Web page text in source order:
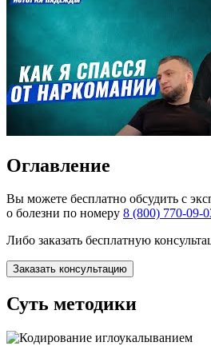
Оглавление
Вы можете бесплатно обсудить с
о болезни по номеру 8 (800) 770-09-
Либо заказать бесплатную
Заказать консультацию
Суть методики